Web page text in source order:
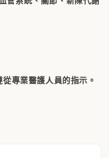
專業醫護人員的指示。